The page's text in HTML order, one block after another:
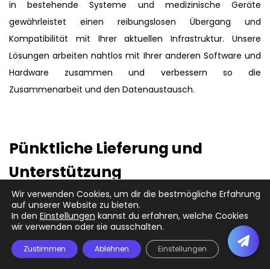
in bestehende Systeme und medizinische Geräte
gewährleistet einen reibungslosen Übergang und
Kompatibilität mit Ihrer aktuellen Infrastruktur. Unsere
Lösungen arbeiten nahtlos mit Ihrer anderen Software und
Hardware zusammen und verbessern so die
Zusammenarbeit und den Datenaustausch.
Pünktliche Lieferung und
Unterstützung
Bei NEATsoft legen wir großen Wert auf die pünktliche
Lieferung von Projekten, ohne dabei Kompromisse bei der
Qualität einzugehen. Unser engagiertes Team sorgt dafür,
dass Ihre maßgeschneiderte Software effizient entwickelt
Wir verwenden Cookies, um dir die bestmögliche Erfahrung
auf unserer Website zu bieten.
In den Einstellungen kannst du erfahren, welche Cookies
wir verwenden oder sie ausschalten.
Zustimmen Ablehnen Einstellungen